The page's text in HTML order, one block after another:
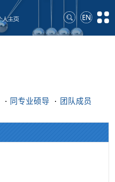
同专业硕导 团队成员